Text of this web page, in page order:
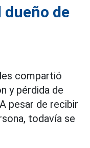
dueño de
compartió
y pérdida de
pesar de recibir
todavía se